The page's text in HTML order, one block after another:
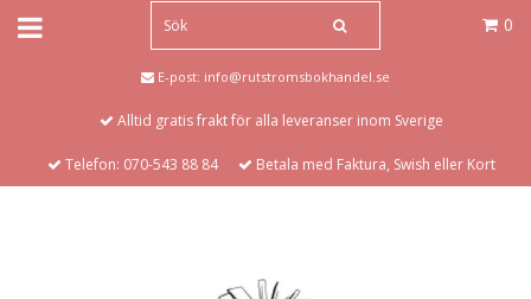
0
E-post: info@rutstromsbokhandel.se
Alltid gratis frakt för alla leveranser inom Sverige
Telefon: 070-543 88 84 Betala med Faktura, Swish eller Kort